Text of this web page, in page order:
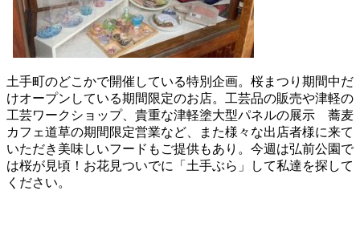
土手町のどこかで開催している特別企画。桜まつり期間中だ
けオープンしている期間限定のお店。工芸品の販売や津軽の
工芸ワークショップ、貴重な津軽塗大型パネルの展示 蕎麦
カフェ道草の期間限定営業など、また様々な出店者様に来て
いただき美味しいフードもご提供もあり。今週は弘前公園で
は桜が見頃！お花見ついでに「土手ぶら」して私達を探して
ください。